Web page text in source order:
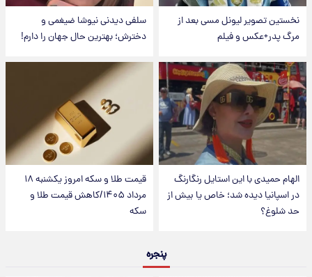
نخستین تصویر لیونل مسی بعد از
مرگ پدر+عکس و فیلم
سلفی دیدنی نیوشا ضیغمی و
دخترش؛ بهترین حال جهان را دارم!
الهام حمیدی با این استایل رنگارنگ
در اسپانیا دیده شد؛ خاص یا بیش از
حد شلوغ؟
قیمت طلا و سکه امروز یکشنبه ۱۸
مرداد ۱۴۰۵/کاهش قیمت طلا و
سکه
پنجره